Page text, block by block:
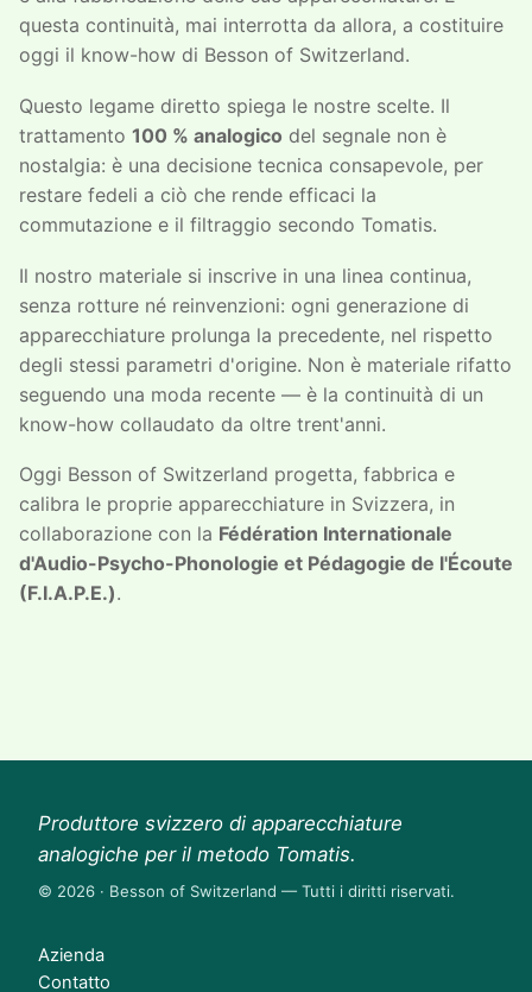
questa continuità, mai interrotta da allora, a costituire
oggi il know-how di Besson of Switzerland.
Questo legame diretto spiega le nostre scelte. Il
trattamento 100 % analogico del segnale non è
nostalgia: è una decisione tecnica consapevole, per
restare fedeli a ciò che rende efficaci la
commutazione e il filtraggio secondo Tomatis.
Il nostro materiale si inscrive in una linea continua,
senza rotture né reinvenzioni: ogni generazione di
apparecchiature prolunga la precedente, nel rispetto
degli stessi parametri d'origine. Non è materiale rifatto
seguendo una moda recente — è la continuità di un
know-how collaudato da oltre trent'anni.
Oggi Besson of Switzerland progetta, fabbrica e
calibra le proprie apparecchiature in Svizzera, in
collaborazione con la Fédération Internationale
d'Audio-Psycho-Phonologie et Pédagogie de l'Écoute
(F.I.A.P.E.).
Produttore svizzero di apparecchiature
analogiche per il metodo Tomatis.
© 2026 · Besson of Switzerland — Tutti i diritti riservati.
Azienda
Contatto